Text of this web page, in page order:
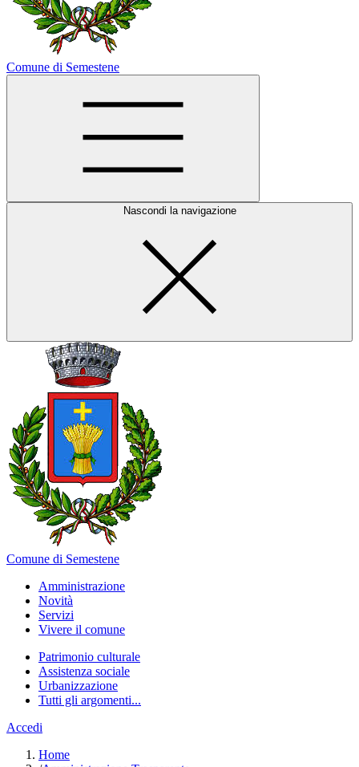
Comune di Semestene
Nascondi la navigazione
Comune di Semestene
Amministrazione
Novità
Servizi
Vivere il comune
Patrimonio culturale
Assistenza sociale
Urbanizzazione
Tutti gli argomenti...
Accedi
Home